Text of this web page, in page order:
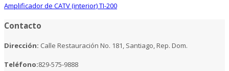
Amplificador de CATV (interior) TI-200
Contacto
Dirección: Calle Restauración No. 181, Santiago, Rep. Dom.
Teléfono:829-575-9888